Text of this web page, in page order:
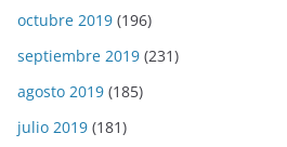
octubre 2019 (196)
septiembre 2019 (231)
agosto 2019 (185)
julio 2019 (181)